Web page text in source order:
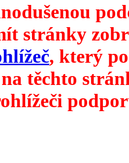
stránky
, který
těchto